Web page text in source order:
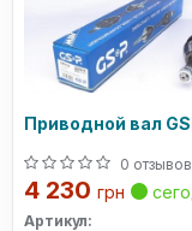
Приводной вал
0 отзывов
4 230 грн
Артикул: